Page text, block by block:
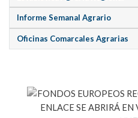
Informe Semanal Agrario
Oficinas Comarcales Agrarias